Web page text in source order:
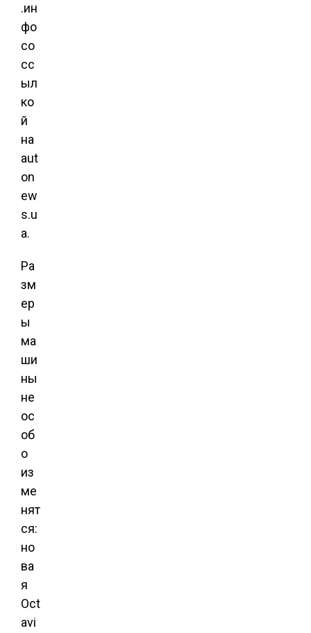
.ин
фо
со
сс
ыл
ко
й
на
aut
on
ew
s.u
a.
Ра
зм
ер
ы
ма
ши
ны
не
ос
об
о
из
ме
нят
ся:
но
ва
я
Oct
avi